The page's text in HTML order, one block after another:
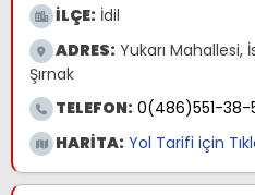
İLÇE: İdil
ADRES: Yukarı Mahallesi,
Şırnak
TELEFON: 0(486)551-38-
HARİTA: Yol Tarifi için